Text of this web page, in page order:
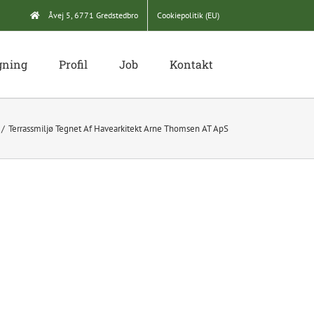
Åvej 5, 6771 Gredstedbro Cookiepolitik (EU)
Profil Job Kontakt
Terrassmiljø Tegnet Af Havearkitekt Arne Thomsen AT ApS